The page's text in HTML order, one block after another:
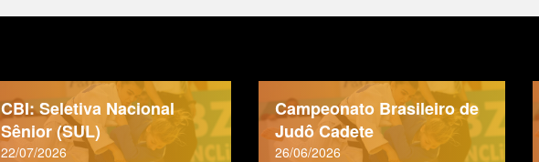
CBI: Seletiva Nacional
Sênior (SUL)
22/07/2026
Campeonato Brasileiro de
Judô Cadete
26/06/2026